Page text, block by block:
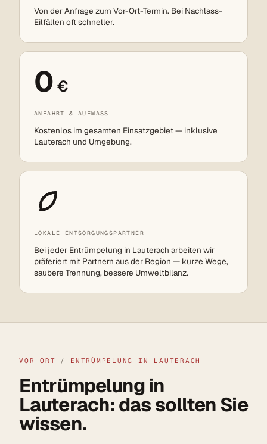
Von der Anfrage zum Vor-Ort-Termin. Bei Nachlass-
Eilfällen oft schneller.
0 €
ANFAHRT & AUFMASS
Kostenlos im gesamten Einsatzgebiet — inklusive
Lauterach und Umgebung.
LOKALE ENTSORGUNGSPARTNER
Bei jeder Entrümpelung in Lauterach arbeiten wir
präferiert mit Partnern aus der Region — kurze Wege,
saubere Trennung, bessere Umweltbilanz.
VOR ORT / ENTRÜMPELUNG IN LAUTERACH
Entrümpelung in
Lauterach: das sollten Sie
wissen.